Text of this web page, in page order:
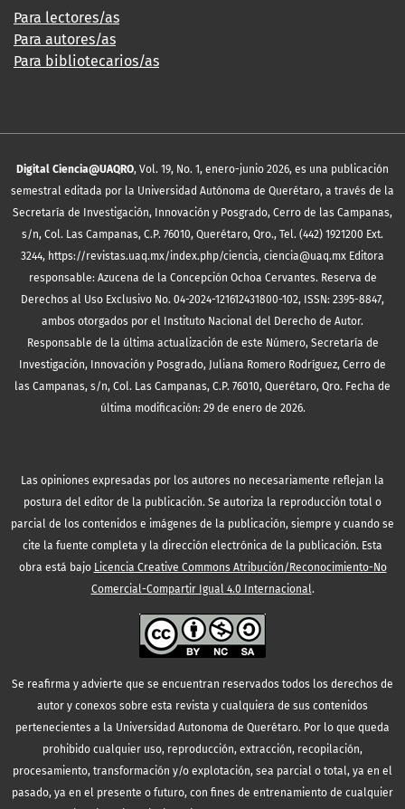
Para lectores/as
Para autores/as
Para bibliotecarios/as
Digital Ciencia@UAQRO, Vol. 19, No. 1, enero-junio 2026, es una publicación
semestral editada por la Universidad Autónoma de Querétaro, a través de la
Secretaría de Investigación, Innovación y Posgrado, Cerro de las Campanas,
s/n, Col. Las Campanas, C.P. 76010, Querétaro, Qro., Tel. (442) 1921200 Ext.
3244, https://revistas.uaq.mx/index.php/ciencia, ciencia@uaq.mx Editora
responsable: Azucena de la Concepción Ochoa Cervantes. Reserva de
Derechos al Uso Exclusivo No. 04-2024-121612431800-102, ISSN: 2395-8847,
ambos otorgados por el Instituto Nacional del Derecho de Autor.
Responsable de la última actualización de este Número, Secretaría de
Investigación, Innovación y Posgrado, Juliana Romero Rodríguez, Cerro de
las Campanas, s/n, Col. Las Campanas, C.P. 76010, Querétaro, Qro. Fecha de
última modificación: 29 de enero de 2026.
Las opiniones expresadas por los autores no necesariamente reflejan la
postura del editor de la publicación. Se autoriza la reproducción total o
parcial de los contenidos e imágenes de la publicación, siempre y cuando se
cite la fuente completa y la dirección electrónica de la publicación. Esta
obra está bajo Licencia Creative Commons Atribución/Reconocimiento-No
Comercial-Compartir Igual 4.0 Internacional.
Se reafirma y advierte que se encuentran reservados todos los derechos de
autor y conexos sobre esta revista y cualquiera de sus contenidos
pertenecientes a la Universidad Autonoma de Querétaro. Por lo que queda
prohibido cualquier uso, reproducción, extracción, recopilación,
procesamiento, transformación y/o explotación, sea parcial o total, ya en el
pasado, ya en el presente o futuro, con fines de entrenamiento de cualquier